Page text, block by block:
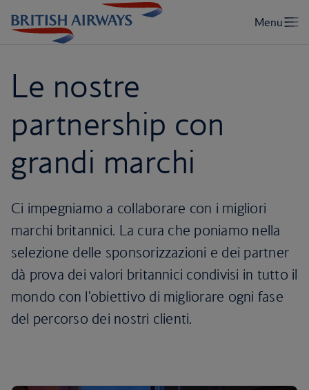
Le nostre
partnership con
grandi marchi
Ci impegniamo a collaborare con i migliori
marchi britannici. La cura che poniamo nella
selezione delle sponsorizzazioni e dei partner
dà prova dei valori britannici condivisi in tutto il
mondo con l'obiettivo di migliorare ogni fase
del percorso dei nostri clienti.